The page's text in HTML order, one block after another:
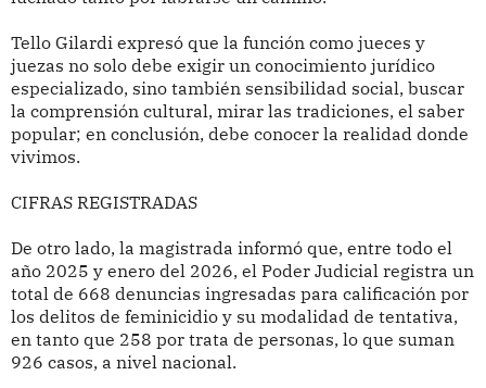
Tello Gilardi expresó que la función como jueces y
juezas no solo debe exigir un conocimiento jurídico
especializado, sino también sensibilidad social, buscar
la comprensión cultural, mirar las tradiciones, el saber
popular; en conclusión, debe conocer la realidad donde
vivimos.
CIFRAS REGISTRADAS
De otro lado, la magistrada informó que, entre todo el
año 2025 y enero del 2026, el Poder Judicial registra un
total de 668 denuncias ingresadas para calificación por
los delitos de feminicidio y su modalidad de tentativa,
en tanto que 258 por trata de personas, lo que suman
926 casos, a nivel nacional.